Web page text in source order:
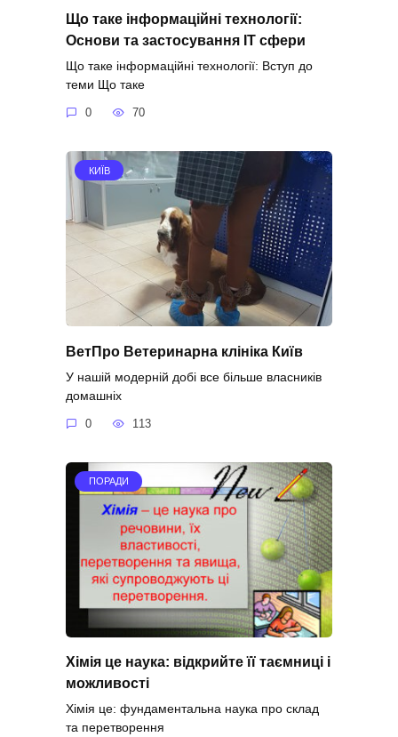
Що таке інформаційні технології:
Основи та застосування IT сфери
Що таке інформаційні технології: Вступ до
теми Що таке
0 70
КИЇВ
ВетПро Ветеринарна клініка Київ
У нашій модерній добі все більше власників
домашніх
0 113
ПОРАДИ
Хімія це наука: відкрийте її таємниці і
можливості
Хімія це: фундаментальна наука про склад
та перетворення